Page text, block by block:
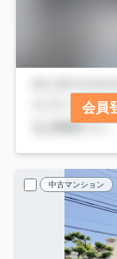
会員
中古マンション